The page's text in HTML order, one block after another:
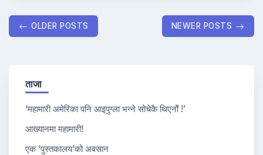
PostsOLDER POSTS NEWER POSTS
ताजा
‘महामारी अमेरिका पनि आइपुग्ला भन्ने सोचेकै थिएनौं !’
आख्यानमा महामारी!
एक ‘पुस्तकालय’को अवसान